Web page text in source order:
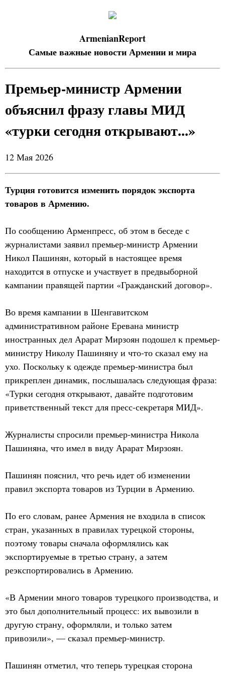
ArmenianReport
Самые важные новости Армении и мира
Премьер-министр Армении
объяснил фразу главы МИД
«турки сегодня открывают...»
12 Мая 2026
Турция готовится изменить порядок экспорта
товаров в Армению.
По сообщению Арменпресс, об этом в беседе с
журналистами заявил премьер-министр Армении
Никол Пашинян, который в настоящее время
находится в отпуске и участвует в предвыборной
кампании правящей партии «Гражданский договор».
Во время кампании в Шенгавитском
административном районе Еревана министр
иностранных дел Арарат Мирзоян подошел к премьер-
министру Николу Пашиняну и что-то сказал ему на
ухо. Поскольку к одежде премьер-министра был
прикреплен динамик, послышалась следующая фраза:
«Турки сегодня открывают, давайте подготовим
приветственный текст для пресс-секретаря МИД».
Журналисты спросили премьер-министра Никола
Пашиняна, что имел в виду Арарат Мирзоян.
Пашинян пояснил, что речь идет об изменении
правил экспорта товаров из Турции в Армению.
По его словам, ранее Армения не входила в список
стран, указанных в правилах турецкой стороны,
поэтому товары сначала оформлялись как
экспортируемые в третью страну, а затем
реэкспортировались в Армению.
«В Армении много товаров турецкого производства, и
это был дополнительный процесс: их вывозили в
другую страну, оформляли, и только затем
привозили», — сказал премьер-министр.
Пашинян отметил, что теперь турецкая сторона